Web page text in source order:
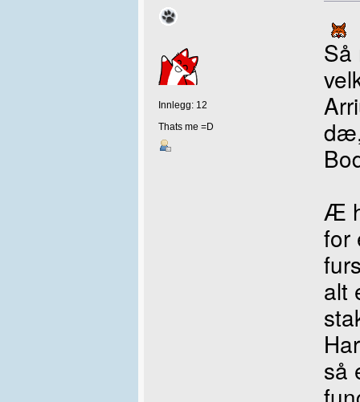
Innlegg: 12
Thats me =D
Så
Æ
for
alt
så